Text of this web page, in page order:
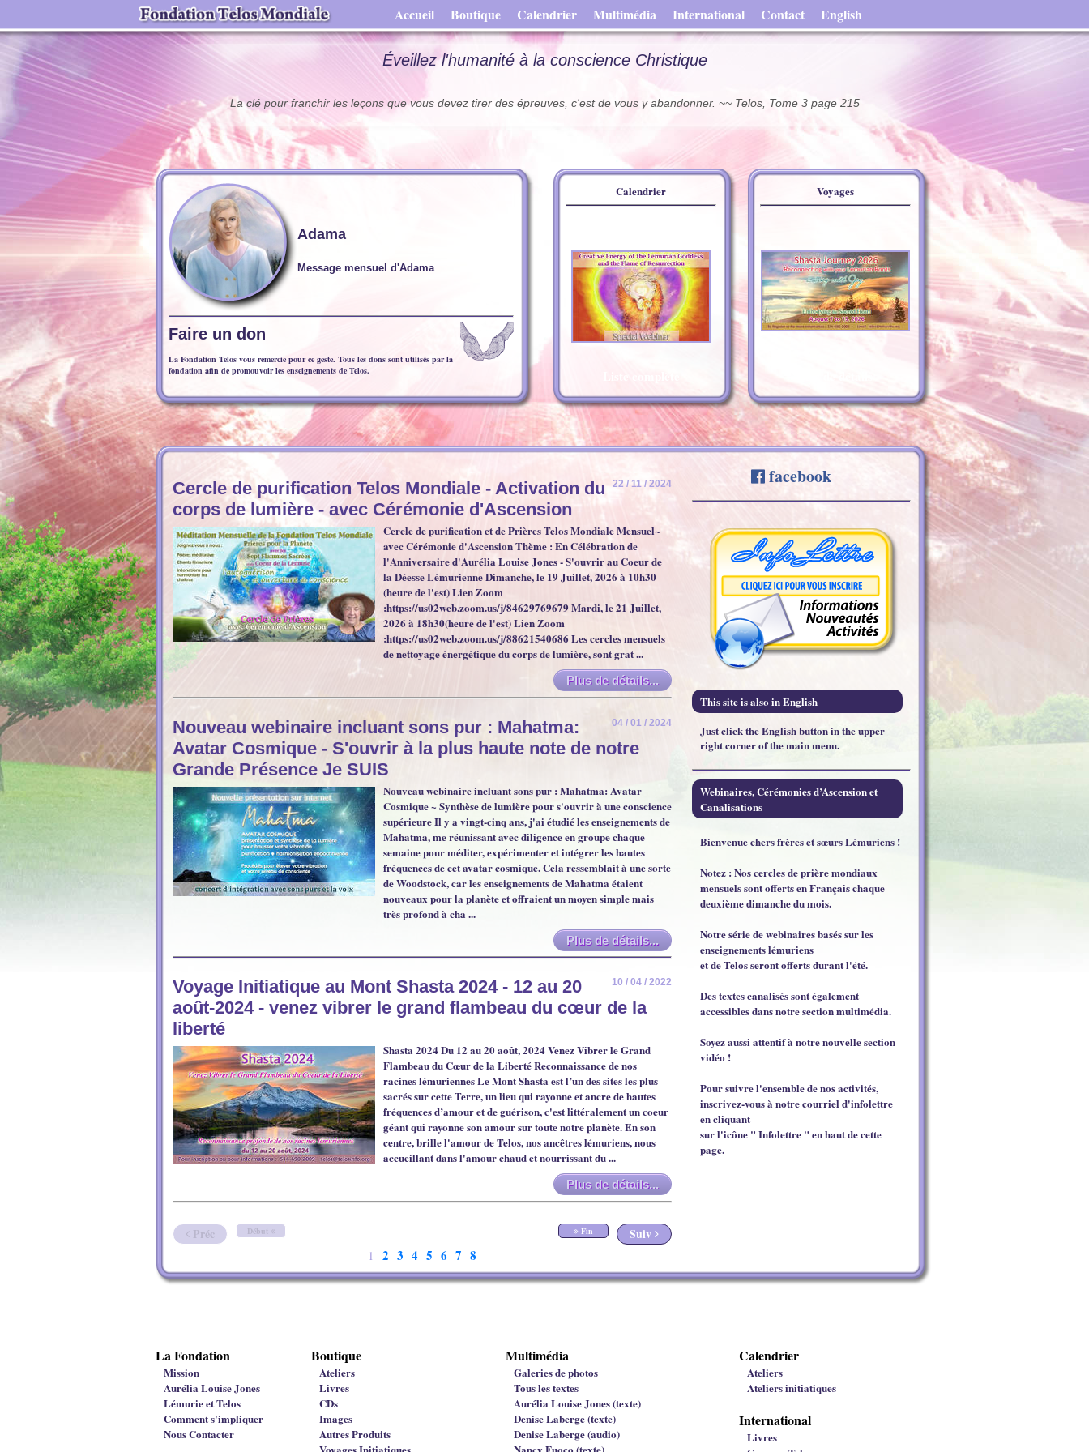
Accueil Boutique Calendrier Multimédia International Contact English
Éveillez l'humanité à la conscience Christique
La clé pour franchir les leçons que vous devez tirer des épreuves, c'est de vous y abandonner. ~~ Telos, Tome 3 page 215
Adama
Message mensuel d'Adama
Faire un don
La Fondation Telos vous remercie pour ce geste. Tous les dons sont utilisés par la
fondation afin de promouvoir les enseignements de Telos.
Calendrier Voyages
22 / 11 / 2024
Cercle de purification Telos Mondiale - Activation du
corps de lumière - avec Cérémonie d'Ascension
Cercle de purification et de Prières Telos Mondiale Mensuel~
avec Cérémonie d'Ascension Thème : En Célébration de
l'Anniversaire d'Aurélia Louise Jones - S'ouvrir au Coeur de
la Déesse Lémurienne Dimanche, le 19 Juillet, 2026 à 10h30
(heure de l'est) Lien Zoom
:https://us02web.zoom.us/j/84629769679 Mardi, le 21 Juillet,
2026 à 18h30(heure de l'est) Lien Zoom
:https://us02web.zoom.us/j/88621540686 Les cercles mensuels
de nettoyage énergétique du corps de lumière, sont grat ...
Plus de détails...
04 / 01 / 2024
Nouveau webinaire incluant sons pur : Mahatma:
Avatar Cosmique - S'ouvrir à la plus haute note de notre
Grande Présence Je SUIS
Nouveau webinaire incluant sons pur : Mahatma: Avatar
Cosmique ~ Synthèse de lumière pour s'ouvrir à une conscience
supérieure Il y a vingt-cinq ans, j'ai étudié les enseignements de
Mahatma, me réunissant avec diligence en groupe chaque
semaine pour méditer, expérimenter et intégrer les hautes
fréquences de cet avatar cosmique. Cela ressemblait à une sorte
de Woodstock, car les enseignements de Mahatma étaient
nouveaux pour la planète et offraient un moyen simple mais
très profond à cha ...
Plus de détails...
10 / 04 / 2022
Voyage Initiatique au Mont Shasta 2024 - 12 au 20
août-2024 - venez vibrer le grand flambeau du cœur de la
liberté
Shasta 2024 Du 12 au 20 août, 2024 Venez Vibrer le Grand
Flambeau du Cœur de la Liberté Reconnaissance de nos
racines lémuriennes Le Mont Shasta est l’un des sites les plus
sacrés sur cette Terre, un lieu qui rayonne et ancre de hautes
fréquences d’amour et de guérison, c'est littéralement un coeur
géant qui rayonne son amour sur toute notre planète. En son
centre, brille l'amour de Telos, nos ancêtres lémuriens, nous
accueillant dans l'amour chaud et nourrissant du ...
Plus de détails...
Préc Début Suiv
Fin
1 2 3 4 5 6 7 8
facebook
This site is also in English
Just click the English button in the upper
right corner of the main menu.
Webinaires, Cérémonies d’Ascension et
Canalisations
Bienvenue chers frères et sœurs Lémuriens !
Notez : Nos cercles de prière mondiaux
mensuels sont offerts en Français chaque
deuxième dimanche du mois.
Notre série de webinaires basés sur les
enseignements lémuriens
et de Telos seront offerts durant l'été.
Des textes canalisés sont également
accessibles dans notre section multimédia.
Soyez aussi attentif à notre nouvelle section
vidéo !
Pour suivre l'ensemble de nos activités,
inscrivez-vous à notre courriel d'infolettre
en cliquant
sur l'icône " Infolettre " en haut de cette
page.
La Fondation
Mission
Aurélia Louise Jones
Lémurie et Telos
Comment s'impliquer
Nous Contacter
Boutique
Ateliers
Livres
CDs
Images
Autres Produits
Multimédia
Galeries de photos
Tous les textes
Aurélia Louise Jones (texte)
Denise Laberge (texte)
Denise Laberge (audio)
Calendrier
Ateliers
Ateliers initiatiques
International
Livres